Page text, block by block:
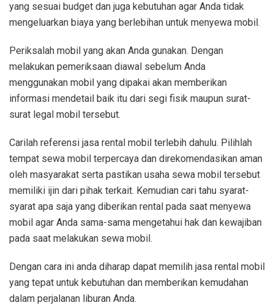
yang sesuai budget dan juga kebutuhan agar Anda tidak
mengeluarkan biaya yang berlebihan untuk menyewa mobil.
Periksalah mobil yang akan Anda gunakan. Dengan
melakukan pemeriksaan diawal sebelum Anda
menggunakan mobil yang dipakai akan memberikan
informasi mendetail baik itu dari segi fisik maupun surat-
surat legal mobil tersebut.
Carilah referensi jasa rental mobil terlebih dahulu. Pilihlah
tempat sewa mobil terpercaya dan direkomendasikan aman
oleh masyarakat serta pastikan usaha sewa mobil tersebut
memiliki ijin dari pihak terkait. Kemudian cari tahu syarat-
syarat apa saja yang diberikan rental pada saat menyewa
mobil agar Anda sama-sama mengetahui hak dan kewajiban
pada saat melakukan sewa mobil.
Dengan cara ini anda diharap dapat memilih jasa rental mobil
yang tepat untuk kebutuhan dan memberikan kemudahan
dalam perjalanan liburan Anda.